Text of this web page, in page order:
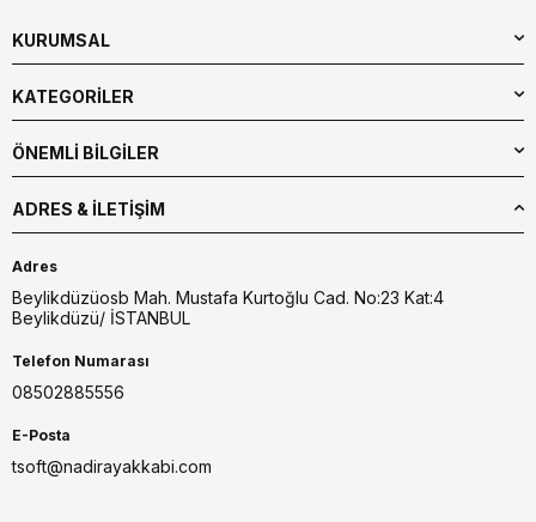
KURUMSAL
KATEGORİLER
ÖNEMLİ BİLGİLER
ADRES & İLETIŞIM
Adres
Beylikdüzüosb Mah. Mustafa Kurtoğlu Cad. No:23 Kat:4
Beylikdüzü/ İSTANBUL
Telefon Numarası
08502885556
E-Posta
tsoft@nadirayakkabi.com